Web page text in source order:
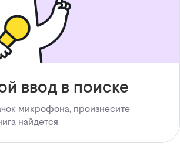
ввод в поиске
микрофона, произнесите
найдется